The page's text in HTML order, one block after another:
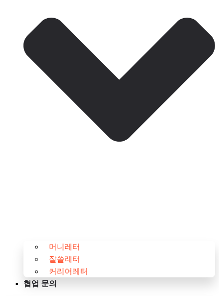
머니레터
잘쓸레터
커리어레터
협업 문의